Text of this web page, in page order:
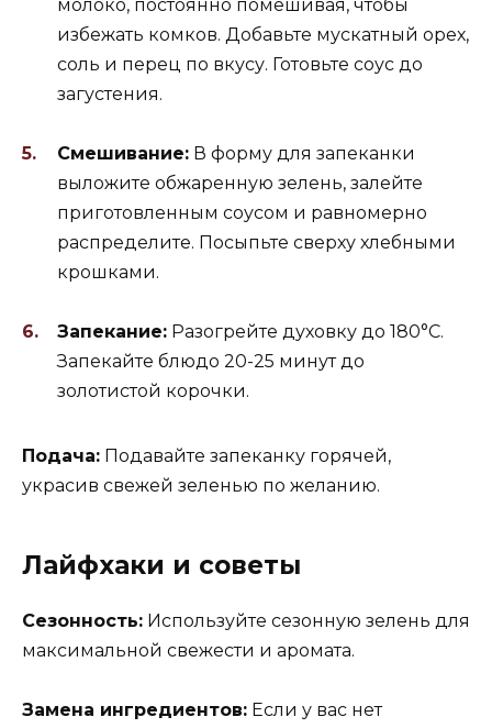
молоко, постоянно помешивая, чтобы
избежать комков. Добавьте мускатный орех,
соль и перец по вкусу. Готовьте соус до
загустения.
Смешивание: В форму для запеканки
выложите обжаренную зелень, залейте
приготовленным соусом и равномерно
распределите. Посыпьте сверху хлебными
крошками.
Запекание: Разогрейте духовку до 180°C.
Запекайте блюдо 20-25 минут до
золотистой корочки.
Подача: Подавайте запеканку горячей,
украсив свежей зеленью по желанию.
Лайфхаки и советы
Сезонность: Используйте сезонную зелень для
максимальной свежести и аромата.
Замена ингредиентов: Если у вас нет